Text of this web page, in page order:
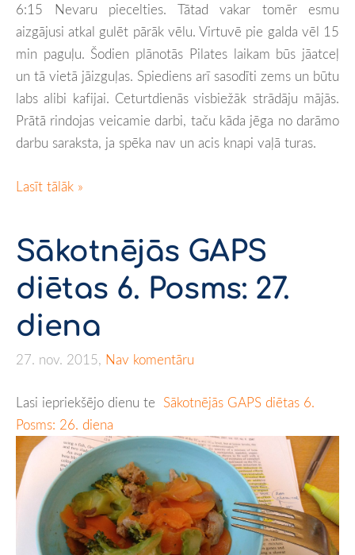
6:15 Nevaru piecelties. Tātad vakar tomēr esmu
aizgājusi atkal gulēt pārāk vēlu. Virtuvē pie galda vēl 15
min paguļu. Šodien plānotās Pilates laikam būs jāatceļ
un tā vietā jāizguļas. Spiediens arī sasodīti zems un būtu
labs alibi kafijai. Ceturtdienās visbiežāk strādāju mājās.
Prātā rindojas veicamie darbi, taču kāda jēga no darāmo
darbu saraksta, ja spēka nav un acis knapi vaļā turas.
Lasīt tālāk »
Sākotnējās GAPS
diētas 6. Posms: 27.
diena
27. nov. 2015, Nav komentāru
Lasi iepriekšējo dienu te Sākotnējās GAPS diētas 6.
Posms: 26. diena